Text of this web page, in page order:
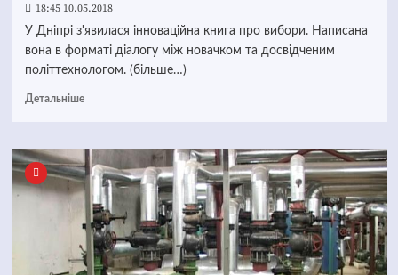
18:45 10.05.2018
У Дніпрі з'явилася інноваційна книга про вибори. Написана
вона в форматі діалогу між новачком та досвідченим
політтехнологом. (більше…)
Детальніше